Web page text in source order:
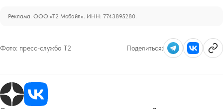
Реклама. ООО «Т2 Мобайл». ИНН: 7743895280.
Фото: пресс-служба Т2 Поделиться: